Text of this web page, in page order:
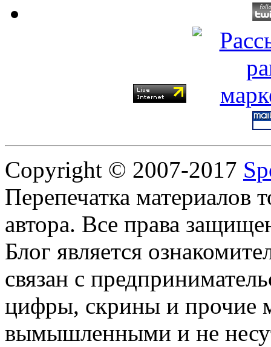
Copyright © 2007-2017
Перепечатка материалов
автора. Все права
Блог является
связан с
цифры, скрины и прочие
вымышленными и не